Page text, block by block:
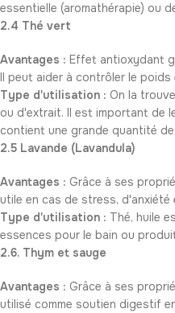
essentielle (aromathérapie) ou
2.4 Thé vert
Avantages : Effet antioxydant
Il peut aider à contrôler le
Type d'utilisation : On la
ou d'extrait. Il est important de
contient une grande quantité
2.5 Lavande (Lavandula)
Avantages : Grâce à ses
utile en cas de stress, d'anxiété
Type d'utilisation : Thé, huile
essences pour le bain ou
2.6. Thym et sauge
Avantages : Grâce à ses
utilisé comme soutien digestif